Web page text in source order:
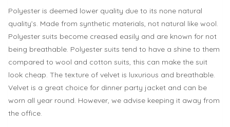
Polyester is deemed lower quality due to its none natural
quality’s. Made from synthetic materials, not natural like wool.
Polyester suits become creased easily and are known for not
being breathable. Polyester suits tend to have a shine to them
compared to wool and cotton suits, this can make the suit
look cheap. The texture of velvet is luxurious and breathable.
Velvet is a great choice for dinner party jacket and can be
worn all year round. However, we advise keeping it away from
the office.